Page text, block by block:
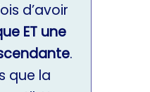
d’avoir
ET une
.
que la